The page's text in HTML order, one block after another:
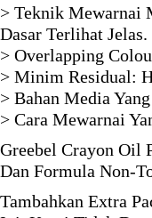
> Teknik Mewarnai
Dasar Terlihat Jelas.
> Overlapping
> Minim Residual:
> Bahan Media
> Cara Mewarnai
Greebel Crayon Oil
Dan Formula Non-
Tambahkan Extra